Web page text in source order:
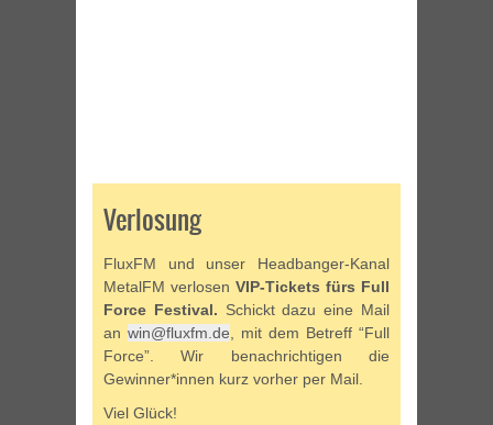
Verlosung
FluxFM und unser Headbanger-Kanal
MetalFM verlosen VIP-Tickets fürs Full
Force Festival. Schickt dazu eine Mail
an win@fluxfm.de , mit dem Betreff “Full
Force”. Wir benachrichtigen die
Gewinner*innen kurz vorher per Mail.
Viel Glück!